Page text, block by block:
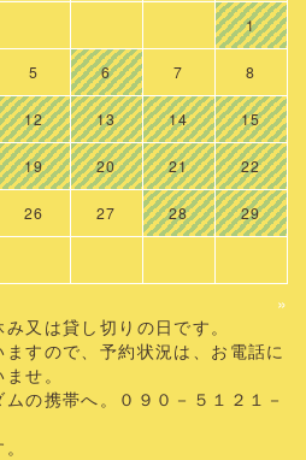
1
5 6 7 8
12 13 14 15
19 20 21 22
26 27 28 29
»
又は貸し切りの日です。
すので、予約状況は、お電話に
せ。
の携帯へ。０９０－５１２１－